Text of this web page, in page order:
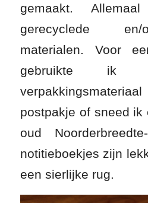
gemaakt.
gerecyclede
materialen. Voor
gebruikte ik
postpakje of sneed ik
oud
notitieboekjes zijn
een sierlijke rug.